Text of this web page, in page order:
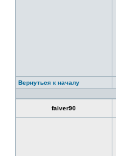
Вернуться к началу
faiver90